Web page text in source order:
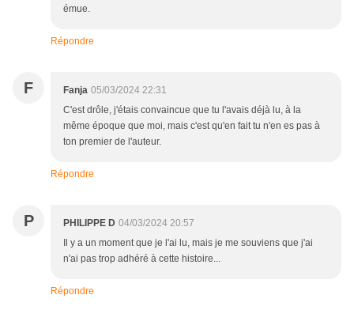
émue.
Répondre
F Fanja 05/03/2024 22:31
C'est drôle, j'étais convaincue que tu l'avais déjà lu, à la
même époque que moi, mais c'est qu'en fait tu n'en es pas à
ton premier de l'auteur.
Répondre
P PHILIPPE D 04/03/2024 20:57
Il y a un moment que je l'ai lu, mais je me souviens que j'ai
n'ai pas trop adhéré à cette histoire...
Répondre